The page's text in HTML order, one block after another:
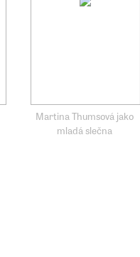
Martina Thumsová jako
mladá slečna